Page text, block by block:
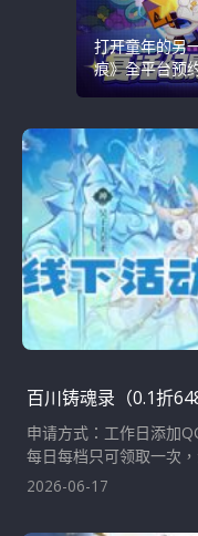
打开童年的另
痕》全平台预
百川铸魂录（0.1折
申请方式：工作日添加
每日每档只可领取一次
2026-06-17